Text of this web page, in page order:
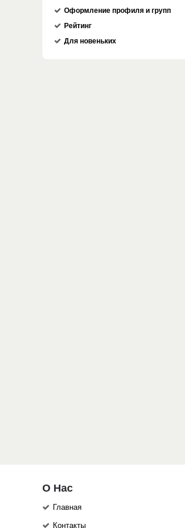
Оформление профиля и групп
Рейтинг
Для новеньких
О Нас
Главная
Контакты